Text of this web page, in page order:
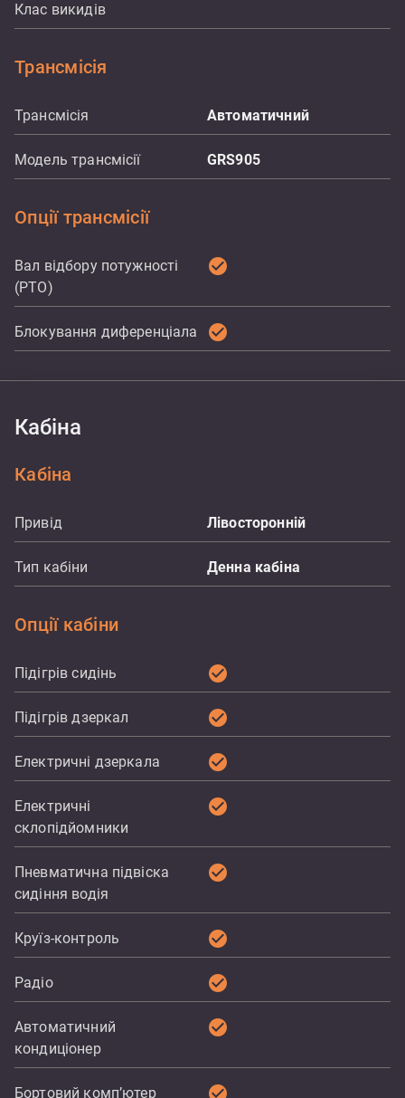
Клас викидів
Трансмісія
Трансмісія Автоматичний
Модель трансмісії GRS905
Опції трансмісії
Вал відбору потужності
(PTO)
check_circle
Блокування диференціала check_circle
Кабіна
Кабіна
Привід Лівосторонній
Тип кабіни Денна кабіна
Опції кабіни
Підігрів сидінь check_circle
Підігрів дзеркал check_circle
Електричні дзеркала check_circle
Електричні
склопідйомники
check_circle
Пневматична підвіска
сидіння водія
check_circle
Круїз-контроль check_circle
Радіо check_circle
Автоматичний
кондиціонер
check_circle
Бортовий комп’ютер check_circle